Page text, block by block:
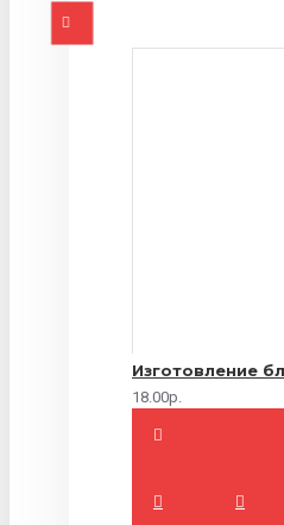
18.00р.